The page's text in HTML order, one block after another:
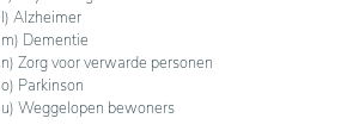
l) Alzheimer
m) Dementie
n) Zorg voor verwarde personen
o) Parkinson
u) Weggelopen bewoners